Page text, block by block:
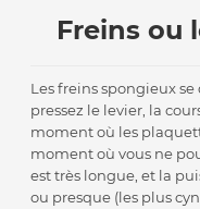
Freins ou
Les freins spongieux
pressez le levier, la
moment où les
moment où vous ne
est très longue, et la
ou presque (les plus